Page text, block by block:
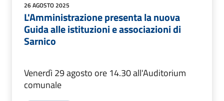
26 AGOSTO 2025
L'Amministrazione presenta la nuova
Guida alle istituzioni e associazioni di
Sarnico
Venerdì 29 agosto ore 14.30 all'Auditorium
comunale